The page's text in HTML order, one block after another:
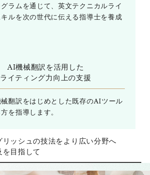
ラムを通じて、英文テクニカルライ
ルを次の世代に伝える指導士を養成
AI機械翻訳を活用した
ライティング力向上の支援
翻訳をはじめとした既存のAIツール
を指導します。
ッシュの技法をより広い分野へ
目指して